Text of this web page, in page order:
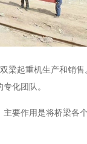
梁起重机生产和销
化团队。
作用是将桥梁各